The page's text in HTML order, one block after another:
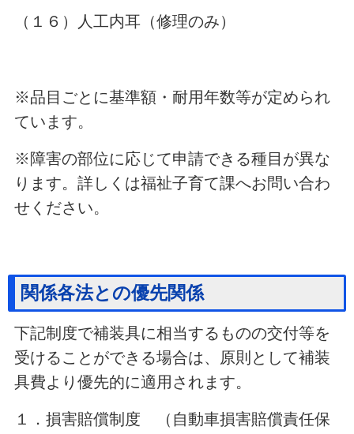
（１６）人工内耳（修理のみ）
※品目ごとに基準額・耐用年数等が定められ
ています。
※障害の部位に応じて申請できる種目が異な
ります。詳しくは福祉子育て課へお問い合わ
せください。
関係各法との優先関係
下記制度で補装具に相当するものの交付等を
受けることができる場合は、原則として補装
具費より優先的に適用されます。
１．損害賠償制度 （自動車損害賠償責任保